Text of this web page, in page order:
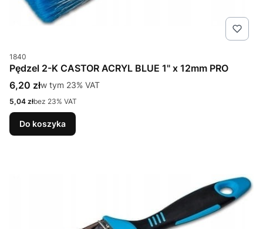
Kod produktu
1840
Pędzel 2-K CASTOR ACRYL BLUE 1" x 12mm PRO
Cena brutto
6,20 złw tym %s VAT
w tym 23% VAT
Cena netto
5,04 złbez 23% VAT
Do koszyka